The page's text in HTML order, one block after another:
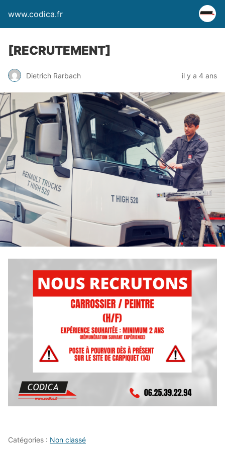
www.codica.fr
[RECRUTEMENT]
Dietrich Rarbach il y a 4 ans
Catégories : Non classé